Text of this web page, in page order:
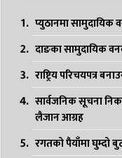
प्युठानमा सामुदायिक
दाङका सामुदायिक
राष्ट्रिय परिचयपत्र
सार्वजनिक सूचना
लैजान आग्रह
रगतको पैयाँमा घुम्दो